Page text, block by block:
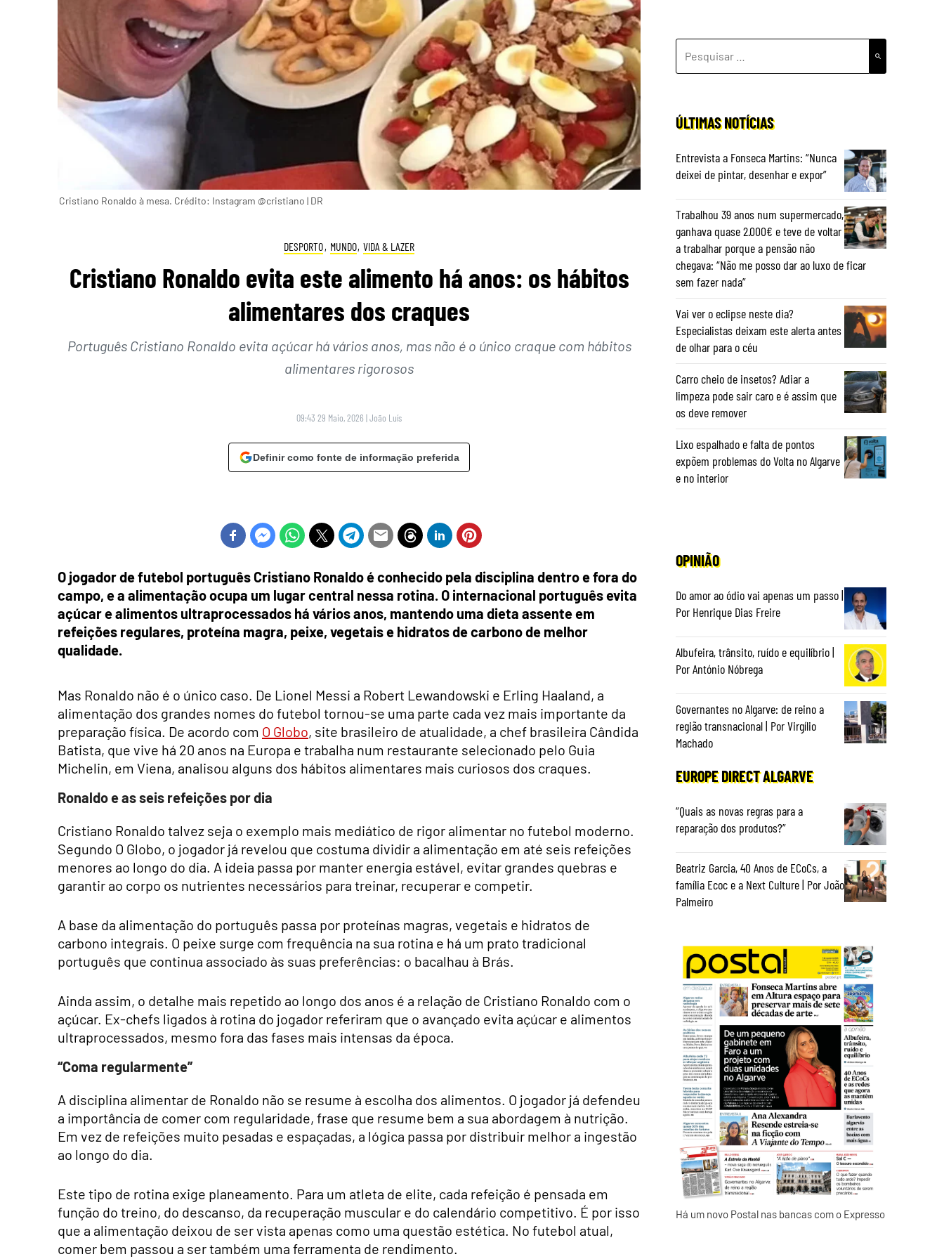
Cristiano Ronaldo à mesa. Crédito: Instagram @cristiano | DR
DESPORTO, MUNDO, VIDA & LAZER
Cristiano Ronaldo evita este alimento há anos: os hábitos
alimentares dos craques
Português Cristiano Ronaldo evita açúcar há vários anos, mas não é o único craque com hábitos
alimentares rigorosos
09:43 29 Maio, 2026 |João Luís
Definir como fonte de informação preferida
O jogador de futebol português Cristiano Ronaldo é conhecido pela disciplina dentro e fora do
campo, e a alimentação ocupa um lugar central nessa rotina. O internacional português evita
açúcar e alimentos ultraprocessados há vários anos, mantendo uma dieta assente em
refeições regulares, proteína magra, peixe, vegetais e hidratos de carbono de melhor
qualidade.
Mas Ronaldo não é o único caso. De Lionel Messi a Robert Lewandowski e Erling Haaland, a
alimentação dos grandes nomes do futebol tornou-se uma parte cada vez mais importante da
preparação física. De acordo com O Globo, site brasileiro de atualidade, a chef brasileira Cândida
Batista, que vive há 20 anos na Europa e trabalha num restaurante selecionado pelo Guia
Michelin, em Viena, analisou alguns dos hábitos alimentares mais curiosos dos craques.
Ronaldo e as seis refeições por dia
Cristiano Ronaldo talvez seja o exemplo mais mediático de rigor alimentar no futebol moderno.
Segundo O Globo, o jogador já revelou que costuma dividir a alimentação em até seis refeições
menores ao longo do dia. A ideia passa por manter energia estável, evitar grandes quebras e
garantir ao corpo os nutrientes necessários para treinar, recuperar e competir.
A base da alimentação do português passa por proteínas magras, vegetais e hidratos de
carbono integrais. O peixe surge com frequência na sua rotina e há um prato tradicional
português que continua associado às suas preferências: o bacalhau à Brás.
Ainda assim, o detalhe mais repetido ao longo dos anos é a relação de Cristiano Ronaldo com o
açúcar. Ex-chefs ligados à rotina do jogador referiram que o avançado evita açúcar e alimentos
ultraprocessados, mesmo fora das fases mais intensas da época.
“Coma regularmente”
A disciplina alimentar de Ronaldo não se resume à escolha dos alimentos. O jogador já defendeu
a importância de comer com regularidade, frase que resume bem a sua abordagem à nutrição.
Em vez de refeições muito pesadas e espaçadas, a lógica passa por distribuir melhor a ingestão
ao longo do dia.
Este tipo de rotina exige planeamento. Para um atleta de elite, cada refeição é pensada em
função do treino, do descanso, da recuperação muscular e do calendário competitivo. É por isso
que a alimentação deixou de ser vista apenas como uma questão estética. No futebol atual,
comer bem passou a ser também uma ferramenta de rendimento.
POR:
ÚLTIMAS NOTÍCIAS
Entrevista a Fonseca Martins: “Nunca
deixei de pintar, desenhar e expor”
Trabalhou 39 anos num supermercado,
ganhava quase 2.000€ e teve de voltar
a trabalhar porque a pensão não
chegava: “Não me posso dar ao luxo de ficar
sem fazer nada”
Vai ver o eclipse neste dia?
Especialistas deixam este alerta antes
de olhar para o céu
Carro cheio de insetos? Adiar a
limpeza pode sair caro e é assim que
os deve remover
Lixo espalhado e falta de pontos
expõem problemas do Volta no Algarve
e no interior
OPINIÃO
Do amor ao ódio vai apenas um passo |
Por Henrique Dias Freire
Albufeira, trânsito, ruído e equilíbrio |
Por António Nóbrega
Governantes no Algarve: de reino a
região transnacional | Por Virgílio
Machado
EUROPE DIRECT ALGARVE
“Quais as novas regras para a
reparação dos produtos?”
Beatriz Garcia, 40 Anos de ECoCs, a
família Ecoc e a Next Culture | Por João
Palmeiro
Há um novo Postal nas bancas com o Expresso